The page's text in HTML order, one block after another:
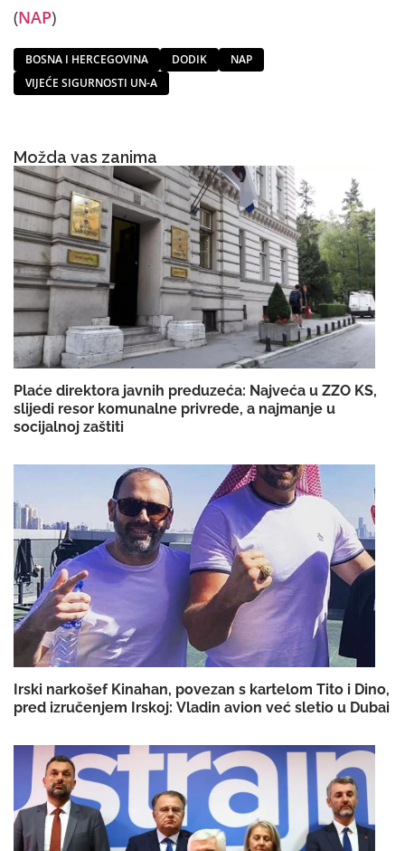
(NAP)
BOSNA I HERCEGOVINA DODIK
NAP
VIJEĆE SIGURNOSTI UN-A
Možda vas zanima
Plaće direktora javnih preduzeća: Najveća u ZZO KS,
slijedi resor komunalne privrede, a najmanje u
socijalnoj zaštiti
Irski narkošef Kinahan, povezan s kartelom Tito i Dino,
pred izručenjem Irskoj: Vladin avion već sletio u Dubai